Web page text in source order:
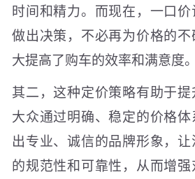
时间和精力。而现在，一口
做出决策，不必再为价格的
大提高了购车的效率和满意度。
其二，这种定价策略有助于
大众通过明确、稳定的价格
出专业、诚信的品牌形象，
的规范性和可靠性，从而增